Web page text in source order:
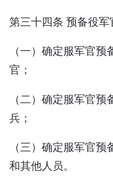
第三十四条 预备役军
（一）确定服军官
官；
（二）确定服军官
兵；
（三）确定服军官
和其他人员。